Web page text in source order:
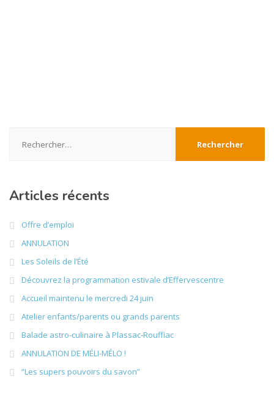
Articles récents
Offre d’emploi
ANNULATION
Les Soleils de l’Été
Découvrez la programmation estivale d’Effervescentre
Accueil maintenu le mercredi 24 juin
Atelier enfants/parents ou grands parents
Balade astro-culinaire à Plassac-Rouffiac
ANNULATION DE MÉLI-MÉLO !
“Les supers pouvoirs du savon”